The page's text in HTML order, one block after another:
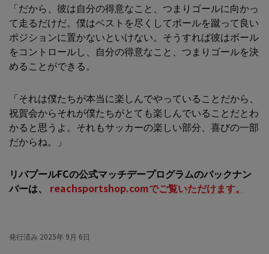
「だから、彼は自分の得意なこと、つまりゴールに向かっ
て走るだけだ。僕はベストを尽くしてボールを蹴って良い
ポジションに置かないといけない。そうすれば彼はボール
をコントロールし、自分の得意なこと、つまりゴールを決
めることができる。
「それは僕たちが本当に楽しんでやっていることだから、
祝賀会からそれが僕たちがとても楽しんでいることだとわ
かると思うよ。それもサッカーの楽しい部分、喜びの一部
だからね。」
リバプールFCの公式マッチデープログラムのバックナン
バーは、
reachsportshop.comでご覧いただけます。
発行済み 2025年 9月 6日